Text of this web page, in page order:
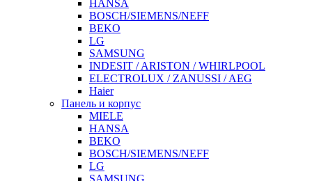
HANSA
BOSCH/SIEMENS/NEFF
BEKO
LG
SAMSUNG
INDESIT / ARISTON / WHIRLPOOL
ELECTROLUX / ZANUSSI / AEG
Haier
Панель и корпус
MIELE
HANSA
BEKO
BOSCH/SIEMENS/NEFF
LG
SAMSUNG